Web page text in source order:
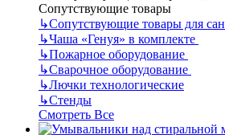
Сопутствующие товары
↳Сопутствующие товары для
↳Чаша «Генуя» в комплекте
↳Пожарное оборудование
↳Сварочное оборудование
↳Лючки технологические
↳Стенды
Смотреть Все